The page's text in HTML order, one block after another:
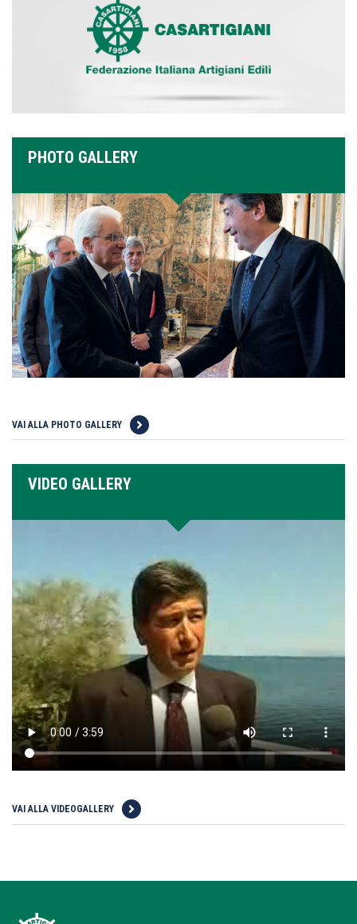
PHOTO GALLERY
VAI ALLA PHOTO GALLERY
VIDEO GALLERY
VAI ALLA VIDEOGALLERY